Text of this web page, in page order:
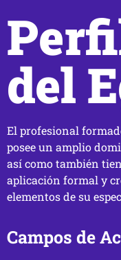
del
El profesional
posee un amplio
así como también
aplicación formal y
elementos de su
Campos de